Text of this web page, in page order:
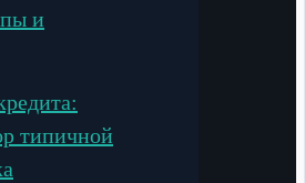
и
типичной